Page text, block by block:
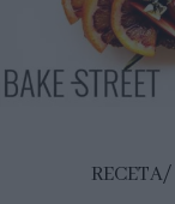
RECETA